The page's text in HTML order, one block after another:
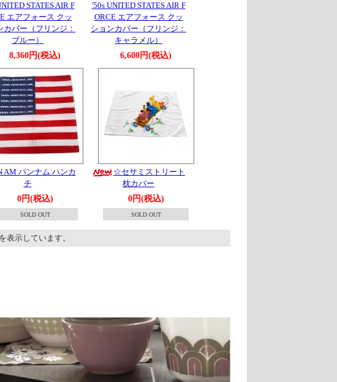
STATES AIR F
エアフォース クッ
カバー（フリンジ：
ブルー）
8,360円(税込)
'50s UNITED STATES AIR F
ORCE エアフォース クッ
ションカバー（フリンジ：
キャラメル）
6,600円(税込)
AM パンナム ハンカ
チ
0円(税込)
SOLD OUT
☆セサミストリート
枕カバー
0円(税込)
SOLD OUT
表示しています。